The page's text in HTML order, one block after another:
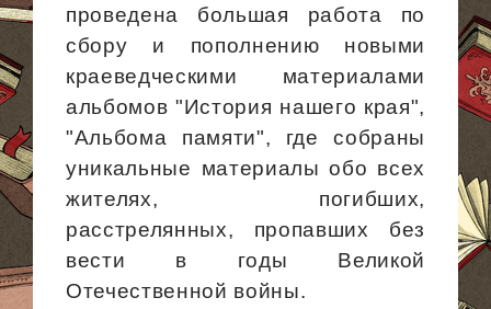
проведена большая работа по
сбору и пополнению новыми
краеведческими материалами
альбомов "История нашего края",
"Альбома памяти", где собраны
уникальные материалы обо всех
жителях, погибших,
расстрелянных, пропавших без
вести в годы Великой
Отечественной войны.